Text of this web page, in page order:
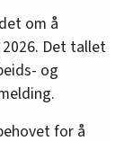
om å
Det tallet
og
for å